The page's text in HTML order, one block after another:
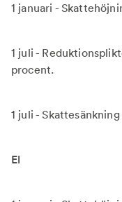
1 januari -
1 juli -
procent.
1 juli -
El